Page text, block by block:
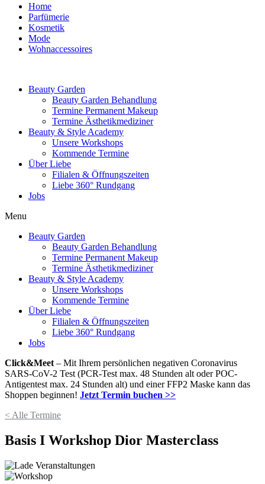
Home
Parfümerie
Kosmetik
Mode
Wohnaccessoires
Beauty Garden
Beauty Garden Behandlung
Termine Permanent Makeup
Termine Ästhetikmediziner
Beauty & Style Academy
Unsere Workshops
Kommende Termine
Über Liebe
Filialen & Öffnungszeiten
Liebe 360° Rundgang
Jobs
Menu
Beauty Garden
Beauty Garden Behandlung
Termine Permanent Makeup
Termine Ästhetikmediziner
Beauty & Style Academy
Unsere Workshops
Kommende Termine
Über Liebe
Filialen & Öffnungszeiten
Liebe 360° Rundgang
Jobs
Click&Meet – Mit Ihrem persönlichen negativen Coronavirus
SARS-CoV-2 Test (PCR-Test max. 48 Stunden alt oder POC-
Antigentest max. 24 Stunden alt) und einer FFP2 Maske kann das
Shoppen beginnen! Jetzt Termin buchen >>
< Alle Termine
Basis I Workshop Dior Masterclass